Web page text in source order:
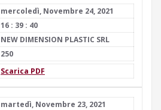
mercoledì, Novembre 24, 2021
16 : 39 : 40
NEW DIMENSION PLASTIC SRL
250
Scarica PDF
martedì, Novembre 23, 2021